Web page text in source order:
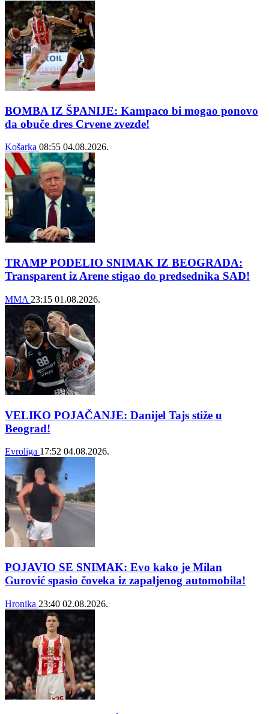
BOMBA IZ ŠPANIJE: Kampaco bi mogao ponovo
da obuče dres Crvene zvezde!
Košarka 08:55 04.08.2026.
TRAMP PODELIO SNIMAK IZ BEOGRADA:
Transparent iz Arene stigao do predsednika SAD!
MMA 23:15 01.08.2026.
VELIKO POJAČANJE: Danijel Tajs stiže u
Beograd!
Evroliga 17:52 04.08.2026.
POJAVIO SE SNIMAK: Evo kako je Milan
Gurović spasio čoveka iz zapaljenog automobila!
Hronika 23:40 02.08.2026.